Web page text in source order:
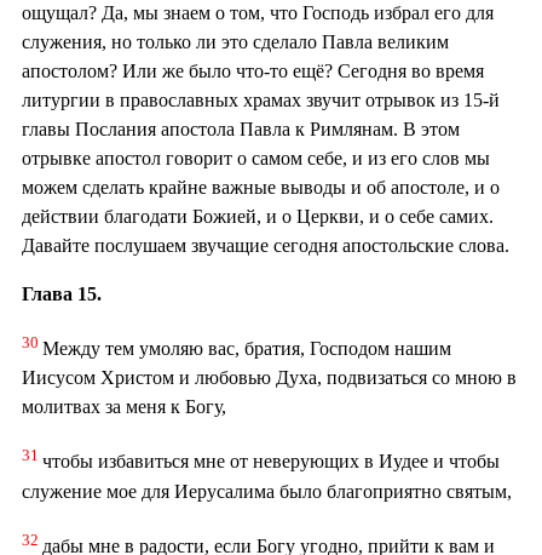
ощущал? Да, мы знаем о том, что Господь избрал его для
служения, но только ли это сделало Павла великим
апостолом? Или же было что-то ещё? Сегодня во время
литургии в православных храмах звучит отрывок из 15-й
главы Послания апостола Павла к Римлянам. В этом
отрывке апостол говорит о самом себе, и из его слов мы
можем сделать крайне важные выводы и об апостоле, и о
действии благодати Божией, и о Церкви, и о себе самих.
Давайте послушаем звучащие сегодня апостольские слова.
Глава 15.
30 Между тем умоляю вас, братия, Господом нашим
Иисусом Христом и любовью Духа, подвизаться со мною в
молитвах за меня к Богу,
31 чтобы избавиться мне от неверующих в Иудее и чтобы
служение мое для Иерусалима было благоприятно святым,
32 дабы мне в радости, если Богу угодно, прийти к вам и